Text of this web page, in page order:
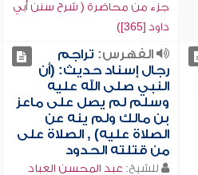
جزء من محاضرة ( شرح سنن أبي
داود [365])
الفهرس: تراجم
رجال إسناد حديث: (أن
النبي صلى الله عليه
وسلم لم يصل على ماعز
بن مالك ولم ينه عن
الصلاة عليه) , الصلاة على
من قتلته الحدود
للشيخ: عبد المحسن العباد